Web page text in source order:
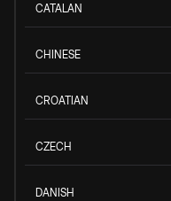
CATALAN
CHINESE
CROATIAN
CZECH
DANISH